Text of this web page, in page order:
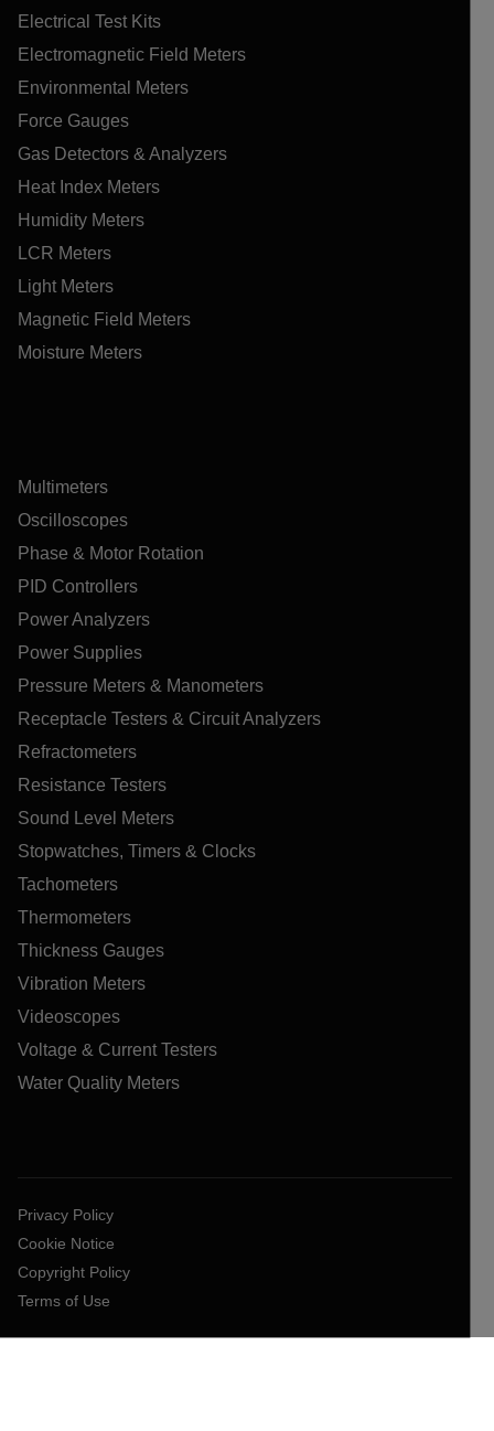
Electrical Test Kits
Electromagnetic Field Meters
Environmental Meters
Force Gauges
Gas Detectors & Analyzers
Heat Index Meters
Humidity Meters
LCR Meters
Light Meters
Magnetic Field Meters
Moisture Meters
Multimeters
Oscilloscopes
Phase & Motor Rotation
PID Controllers
Power Analyzers
Power Supplies
Pressure Meters & Manometers
Receptacle Testers & Circuit Analyzers
Refractometers
Resistance Testers
Sound Level Meters
Stopwatches, Timers & Clocks
Tachometers
Thermometers
Thickness Gauges
Vibration Meters
Videoscopes
Voltage & Current Testers
Water Quality Meters
Privacy Policy
Cookie Notice
Copyright Policy
Terms of Use